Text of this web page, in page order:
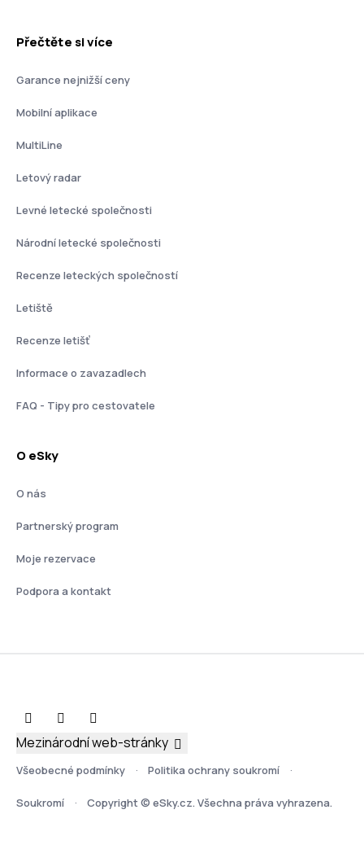
Přečtěte si více
Garance nejnižší ceny
Mobilní aplikace
MultiLine
Letový radar
Levné letecké společnosti
Národní letecké společnosti
Recenze leteckých společností
Letiště
Recenze letišť
Informace o zavazadlech
FAQ - Tipy pro cestovatele
O eSky
O nás
Partnerský program
Moje rezervace
Podpora a kontakt
Všeobecné podmínky Politika ochrany soukromí
Soukromí Copyright © eSky.cz. Všechna práva vyhrazena.
Mezinárodní web-stránky